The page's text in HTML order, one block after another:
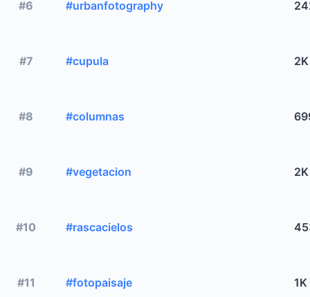
#6 #urbanfotography
#7 #cupula 2K
#8 #columnas
#9 #vegetacion 2K
#10 #rascacielos
#11 #fotopaisaje 1K